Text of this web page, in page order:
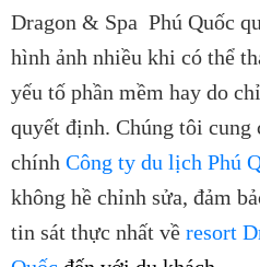
Dragon & Spa Phú Quốc
hình ảnh nhiều khi có thể
yếu tố phần mềm hay do
quyết định. Chúng tôi cung
chính Công ty du lịch Phú
không hề chỉnh sửa, đảm
tin sát thực nhất về resort